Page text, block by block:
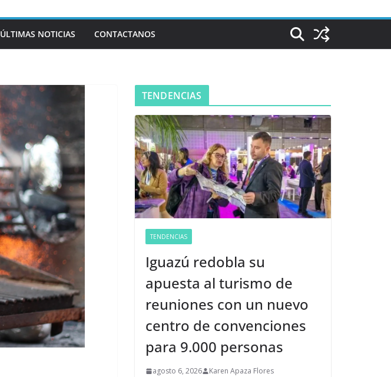
ÚLTIMAS NOTICIAS CONTACTANOS
TENDENCIAS
TENDENCIAS
Iguazú redobla su
apuesta al turismo de
reuniones con un nuevo
centro de convenciones
para 9.000 personas
agosto 6, 2026 Karen Apaza Flores